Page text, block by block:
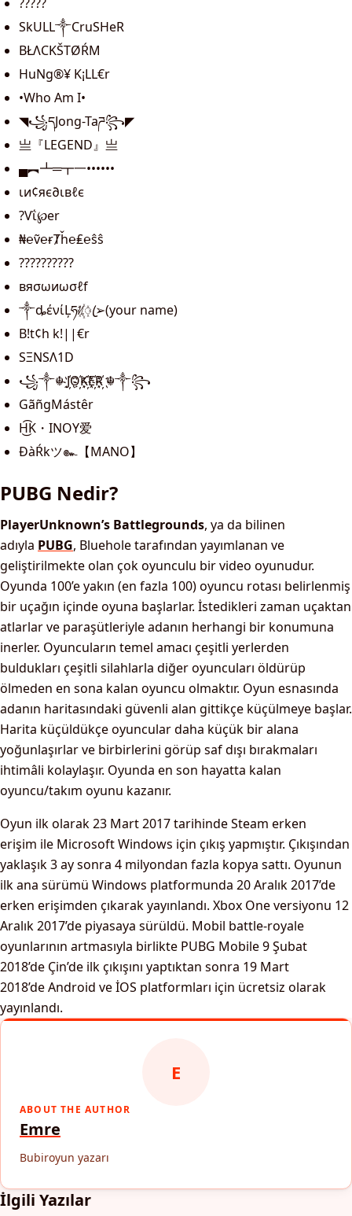
SkULL༒CruSHeR
BŁΛCKŠTØŔM
HuNg®¥ K¡LL€r
•Who Am I•
◥꧁དJong-Taཌ꧂◤
亗『LEGEND』亗
▄︻┻═┳一••••••
ιи¢яє∂ιвℓє
?Vΐ℘er
₦℮ṽ℮ɍȾȟ℮₤℮ŝŝ
??????????
вяσωиωσℓf
༒ȡένίĻཧᜰ꙰ꦿ➢(your name)
B!t¢h k!||€r
SΞΝSΛ1D
꧁༒☬ J҉O҉K҉E҉R҉ ☬༒꧂
GãñgMástêr
H͜͡K・INOY爱
ĐàŔkツ๛【MANO】
PUBG Nedir?
PlayerUnknown’s Battlegrounds, ya da bilinen
adıyla PUBG, Bluehole tarafından yayımlanan ve
geliştirilmekte olan çok oyunculu bir video oyunudur.
Oyunda 100’e yakın (en fazla 100) oyuncu rotası belirlenmiş
bir uçağın içinde oyuna başlarlar. İstedikleri zaman uçaktan
atlarlar ve paraşütleriyle adanın herhangi bir konumuna
inerler. Oyuncuların temel amacı çeşitli yerlerden
buldukları çeşitli silahlarla diğer oyuncuları öldürüp
ölmeden en sona kalan oyuncu olmaktır. Oyun esnasında
adanın haritasındaki güvenli alan gittikçe küçülmeye başlar.
Harita küçüldükçe oyuncular daha küçük bir alana
yoğunlaşırlar ve birbirlerini görüp saf dışı bırakmaları
ihtimâli kolaylaşır. Oyunda en son hayatta kalan
oyuncu/takım oyunu kazanır.
Oyun ilk olarak 23 Mart 2017 tarihinde Steam erken
erişim ile Microsoft Windows için çıkış yapmıştır. Çıkışından
yaklaşık 3 ay sonra 4 milyondan fazla kopya sattı. Oyunun
ilk ana sürümü Windows platformunda 20 Aralık 2017’de
erken erişimden çıkarak yayınlandı. Xbox One versiyonu 12
Aralık 2017’de piyasaya sürüldü. Mobil battle-royale
oyunlarının artmasıyla birlikte PUBG Mobile 9 Şubat
2018’de Çin’de ilk çıkışını yaptıktan sonra 19 Mart
2018’de Android ve İOS platformları için ücretsiz olarak
yayınlandı.
E
ABOUT THE AUTHOR
Emre
Bubiroyun yazarı
İlgili Yazılar